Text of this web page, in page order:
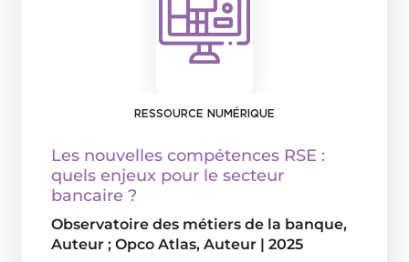
RESSOURCE NUMÉRIQUE
Les nouvelles compétences RSE :
quels enjeux pour le secteur
bancaire ?
Observatoire des métiers de la banque,
Auteur ; Opco Atlas, Auteur | 2025